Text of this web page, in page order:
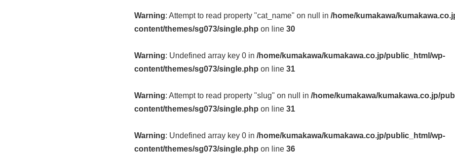
Warning: Attempt to read property "cat_name" on null in /home/kumakawa/
content/themes/sg073/single.php on line 30
Warning: Undefined array key 0 in /home/kumakawa/kumakawa.co.jp/public_html/wp-
content/themes/sg073/single.php on line 31
Warning: Attempt to read property "slug" on null in /home/kumakawa/kumakawa.co.jp/
content/themes/sg073/single.php on line 31
Warning: Undefined array key 0 in /home/kumakawa/kumakawa.co.jp/public_html/wp-
content/themes/sg073/single.php on line 36